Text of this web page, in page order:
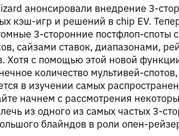
анонсировали внедрение 3-
кэш-игр и решений в chip EV.
3-сторонние постфлоп-споты
сайзами ставок, диапазонами,
Хотя с помощью этой новой
количество мультивей-спотов,
в изучении самых
начнем с рассмотрения
из одного из самых частых 3-
блайндов в роли опен-